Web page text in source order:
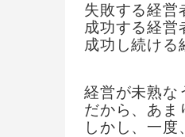
失敗する経営
成功する経営
成功し続ける
経営が未熟な
だから、あま
しかし、一